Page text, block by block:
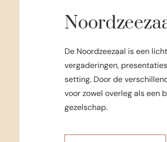
De Noordzeezaal is een
vergaderingen,
setting. Door de
voor zowel overleg als een
gezelschap.